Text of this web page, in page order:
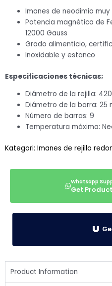
Imanes de neodimio
Potencia magnética de
12000 Gauss
Grado alimenticio,
Inoxidable y estanco
Especificaciones técnicas;
Diámetro de la rejilla:
Diámetro de la barra: 25
Número de barras: 9
Temperatura máxima:
Kategori: Imanes de rejilla
Get
Product Information